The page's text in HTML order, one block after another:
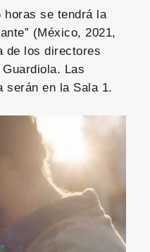
horas se tendrá la
(México, 2021,
de los directores
Las
serán en la Sala 1.